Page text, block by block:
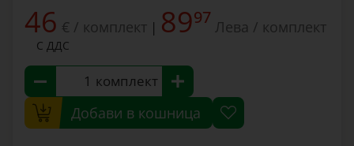
46 € / комплект | 8997 Лева / комплект
С ДДС
комплект
Добави в кошница